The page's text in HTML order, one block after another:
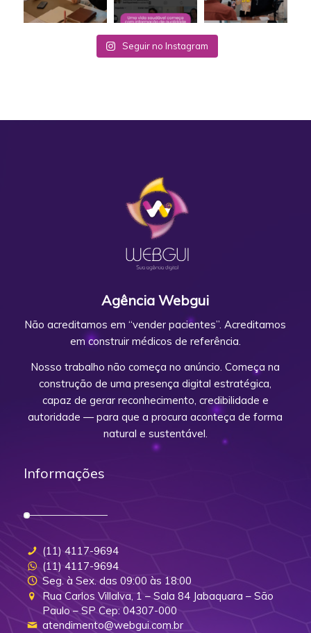
Seguir no Instagram
Agência Webgui
Não acreditamos em “vender pacientes”. Acreditamos
em construir médicos de referência.
Nosso trabalho não começa no anúncio. Começa na
construção de uma presença digital estratégica,
capaz de gerar reconhecimento, credibilidade e
autoridade — para que a procura aconteça de forma
natural e sustentável.
Informações
(11) 4117-9694
(11) 4117-9694
Seg. à Sex. das 09:00 às 18:00
Rua Carlos Villalva, 1 – Sala 84 Jabaquara – São
Paulo – SP Cep: 04307-000
atendimento@webgui.com.br